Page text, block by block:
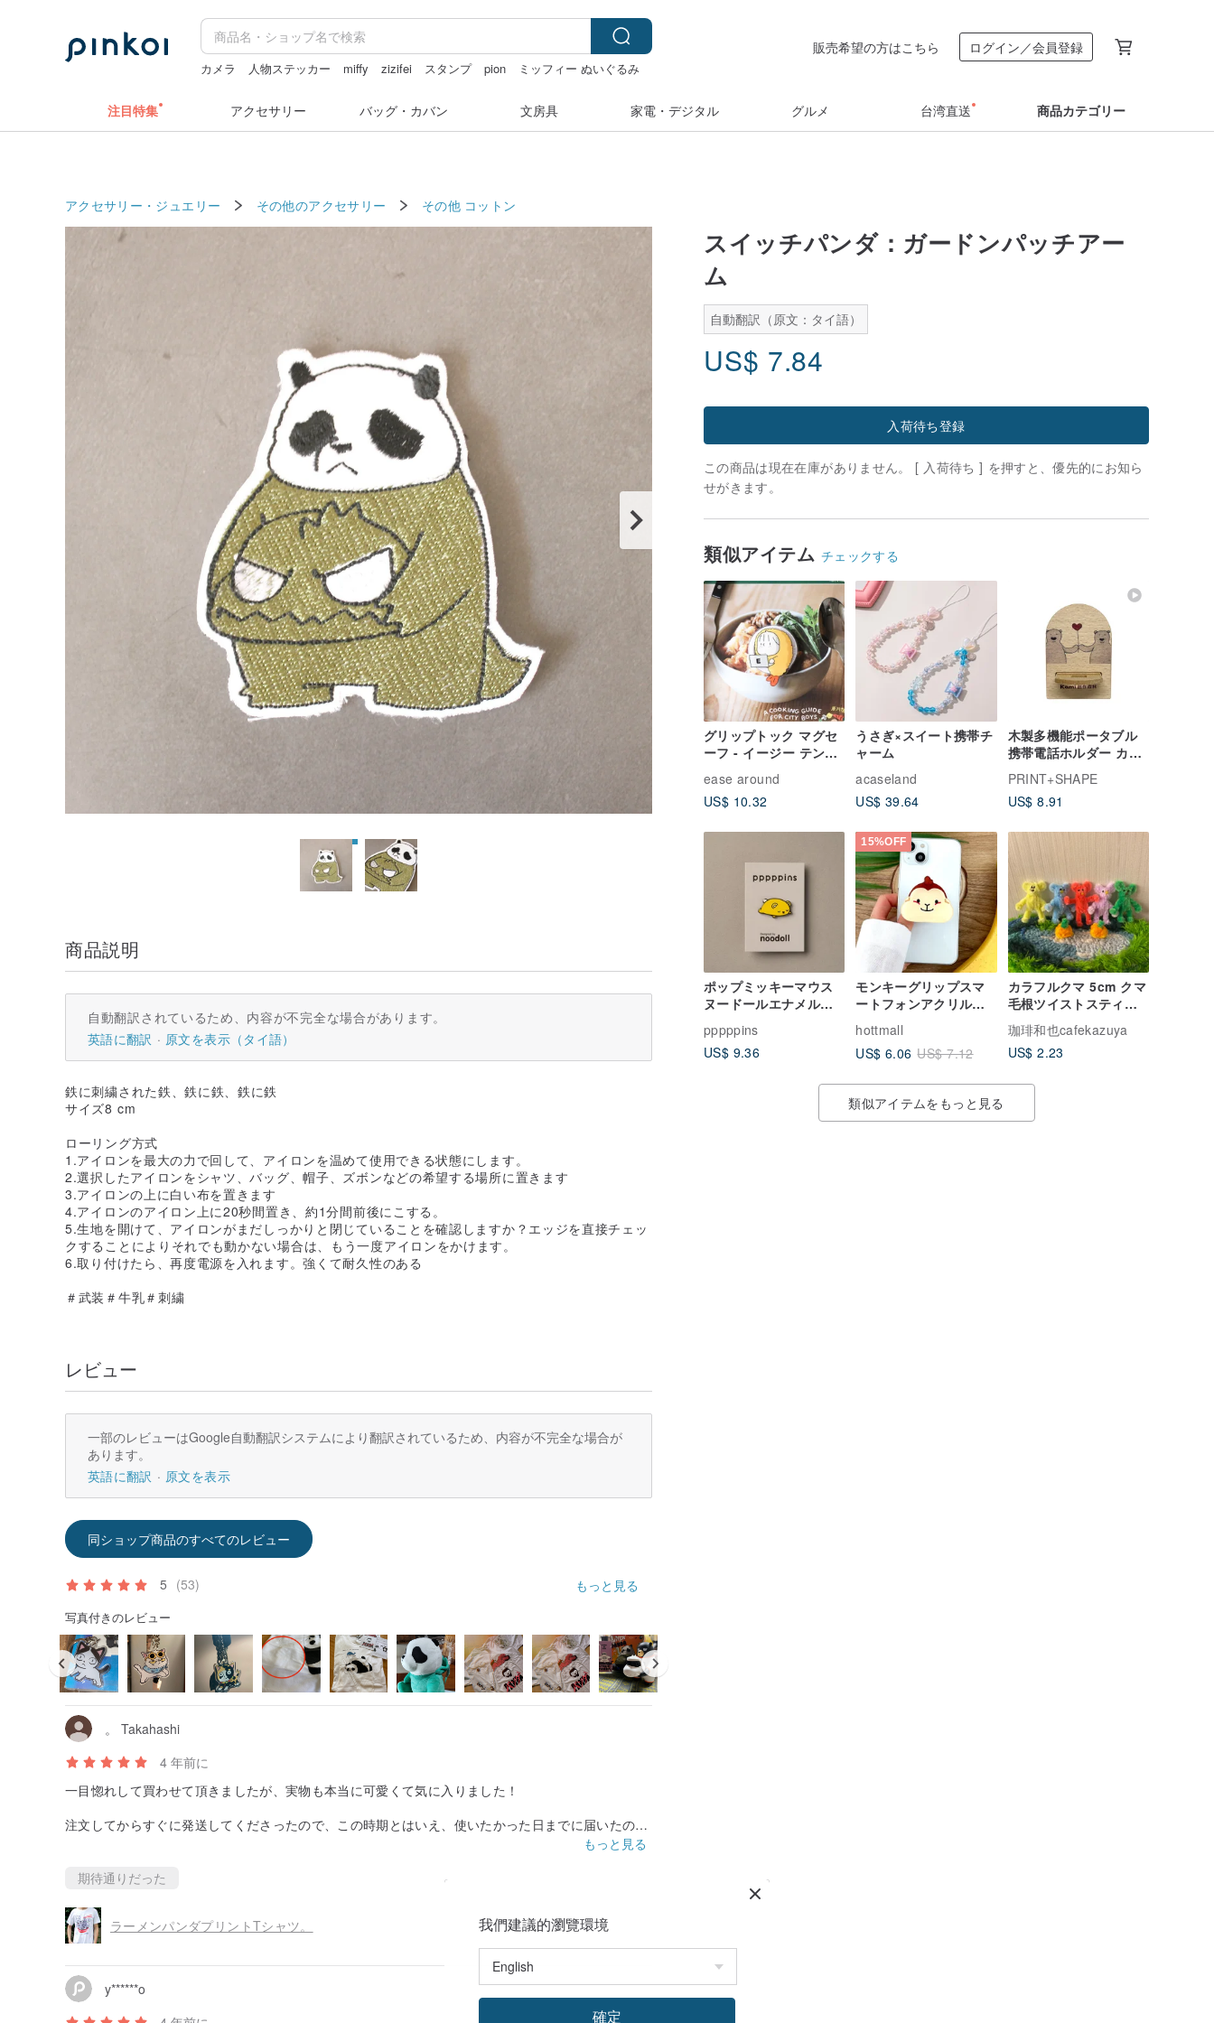
カメラ 人物ステッカー miffy zizifei スタンプ pion
ミッフィー ぬいぐるみ
販売希望の方はこちら ログイン／会員登録
注目特集 アクセサリー バッグ・カバン 文房具 家電・デジタル グルメ 台湾直送 商品カテゴリー
アクセサリー・ジュエリー その他のアクセサリー その他 コットン
スイッチパンダ：ガードンパッチアー
ム
自動翻訳（原文：タイ語）
US$ 7.84
入荷待ち登録
この商品は現在在庫がありません。 [ 入荷待ち ] を押すと、優先的にお知ら
せがきます。
類似アイテム チェックする
グリップトック マグセ
ーフ - イージー テンプ
ease around
US$ 10.32
うさぎ×スイート携帯チ
ャーム
acaseland
US$ 39.64
木製多機能ポータブル
携帯電話ホルダー カス
タマイズされたギフト
携帯電話ホルダー モバ
イルホルダー
PRINT+SHAPE
US$ 8.91
ポップミッキーマウス
ヌードールエナメルピ
pppppins
US$ 9.36
15%OFF
モンキーグリップスマ
ートフォンアクリルス
マートトーク
hottmall
US$ 6.06 US$ 7.12
カラフルクマ 5cm クマ
毛根ツイストスティッ
ク ハンドメイド/モール
アート
珈琲和也cafekazuya
US$ 2.23
類似アイテムをもっと見る
商品説明
自動翻訳されているため、内容が不完全な場合があります。
英語に翻訳
原文を表示（タイ語）
鉄に刺繍された鉄、鉄に鉄、鉄に鉄
サイズ8 cm
ローリング方式
1.アイロンを最大の力で回して、アイロンを温めて使用できる状態にします。
2.選択したアイロンをシャツ、バッグ、帽子、ズボンなどの希望する場所に置きます
3.アイロンの上に白い布を置きます
4.アイロンのアイロン上に20秒間置き、約1分間前後にこする。
5.生地を開けて、アイロンがまだしっかりと閉じていることを確認しますか？エッジを直接チェッ
クすることによりそれでも動かない場合は、もう一度アイロンをかけます。
6.取り付けたら、再度電源を入れます。強くて耐久性のある
＃武装＃牛乳＃刺繍
レビュー
一部のレビューはGoogle自動翻訳システムにより翻訳されているため、内容が不完全な場合が
あります。
英語に翻訳
原文を表示
同ショップ商品のすべてのレビュー
5 (53) もっと見る
写真付きのレビュー
。 Takahashi
4 年前に
一目惚れして買わせて頂きましたが、実物も本当に可愛くて気に入りました！
注文してからすぐに発送してくださったので、この時期とはいえ、使いたかった日までに届いたので
素敵な買い物をありがとうございました！
もっと見る
期待通りだった
ラーメンパンダプリントTシャツ。
y******o
我們建議的瀏覽環境
確定